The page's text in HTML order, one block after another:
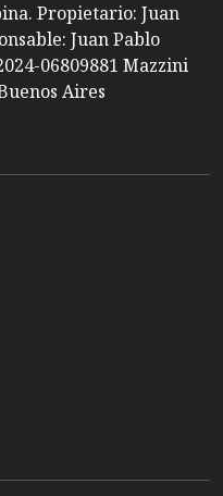
Propietario: Juan
Juan Pablo
06809881 Mazzini
Aires